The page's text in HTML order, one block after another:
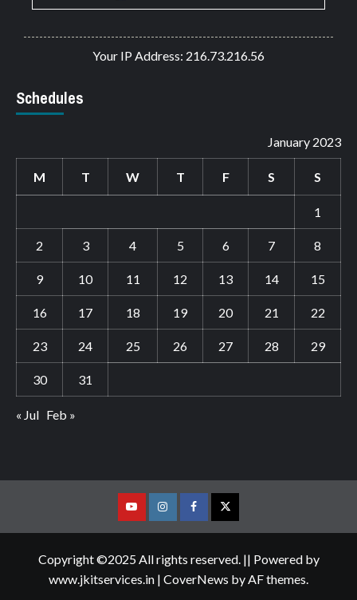
Your IP Address: 216.73.216.56
Schedules
January 2023
M T W T F S S
1
2 3 4 5 6 7 8
9 10 11 12 13 14 15
16 17 18 19 20 21 22
23 24 25 26 27 28 29
30 31
« Jul Feb »
YoutubeVimeoFacebookTwitter
Copyright ©2025 All rights reserved. || Powered by
www.jkitservices.in | CoverNews by AF themes.